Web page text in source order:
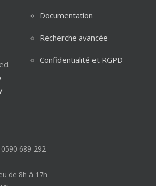
Documentation
Recherche avancée
Confidentialité et RGPD
0590 689 292
de 8h à 17h